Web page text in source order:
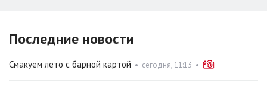
Последние новости
Смакуем лето с барной картой • сегодня, 11:13 •